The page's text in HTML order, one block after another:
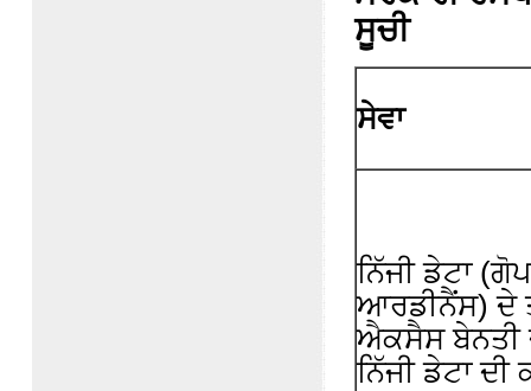
ਸੂਚੀ
ਸੇਵਾ
ਨਿੱਜੀ ਡੇਟਾ
ਆਰਡੀਨੈਂਸ) ਦੇ
ਐਕਸੈਸ ਬੇਨਤੀ
ਨਿੱਜੀ ਡੇਟਾ ਦੀ